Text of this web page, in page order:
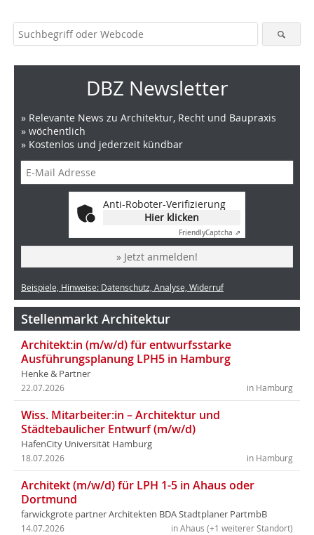
DBZ Newsletter
» Relevante News zu Architektur, Recht und Baupraxis
» wöchentlich
» Kostenlos und jederzeit kündbar
Anti-Roboter-Verifizierung
Hier klicken
FriendlyCaptcha ⇗
» Jetzt anmelden!
Beispiele, Hinweise: Datenschutz, Analyse, Widerruf
Stellenmarkt Architektur
Architekt:in (m/w/d) für entwurfsstarke
Ausführungsplanung LPH5 in Hamburg
Henke & Partner
in Hamburg
22.07.2026
Wiss. Mitarbeiter:in – Architektur und
Städtebaulicher Entwurf (m/w/d)
HafenCity Universität Hamburg
in Hamburg
18.07.2026
Architekt (m/w/d) für LPH 1-5 in Ahaus oder
Dortmund
farwickgrote partner Architekten BDA Stadtplaner PartmbB
in Ahaus (+1 weiterer Standort)
14.07.2026